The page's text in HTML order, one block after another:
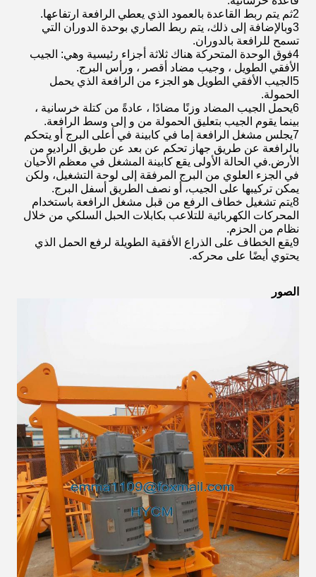
2ثم يتم ربط القاعدة بالعمود الذي يعطي الرافعة ارتفاعها.
3وبالإضافة إلى ذلك، يتم ربط الصاري بوحدة الدوران التي
تسمح للرافعة بالدوران.
4فوق الوحدة المتحركة هناك ثلاثة أجزاء رئيسية وهي: الجيب
الأفقي الطويل ، وجيب مضاد أقصر ، ورأس البرج.
5الجيب الأفقي الطويل هو الجزء من الرافعة الذي يحمل
الحمولة.
6يحمل الجيب المضاد وزنًا مضادًا ، عادةً من كتلة خرسانية ،
بينما يقوم الجيب بتعليق الحمولة من و إلى وسط الرافعة.
7يجلس مشغل الرافعة إما في كابينة في أعلى البرج أو يتحكم
بالرافعة عن طريق جهاز تحكم عن بعد عن طريق الراديو من
الأرض.في الحالة الأولى يقع كابينة المشغل في معظم الأحيان
في الجزء العلوي من البرج المرفقة إلى لوحة التشغيل، ولكن
يمكن تركيبها على الجيب، أو نصف الطريق أسفل البرج.
8يتم تشغيل خطاف الرفع من قبل مشغل الرافعة باستخدام
المحركات الكهربائية للتلاعب بكابلات الحبل السلكي من خلال
نظام من الحزم.
9يقع الخطاف على الذراع الأفقية الطويلة لرفع الحمل الذي
يحتوي أيضًا على محركه.
الصور